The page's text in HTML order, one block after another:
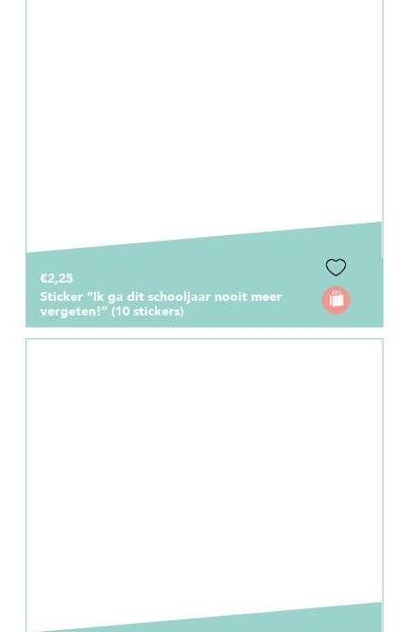
€2,25
Sticker “Ik ga dit schooljaar nooit meer
vergeten!” (10 stickers)